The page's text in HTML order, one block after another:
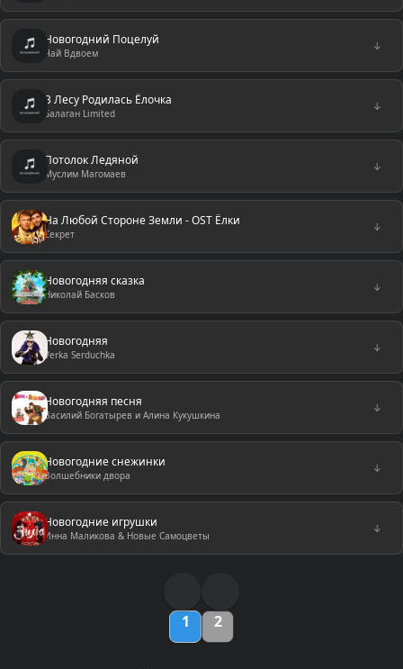
Новогодний Поцелуй
Чай Вдвоем
↓
В Лесу Родилась Ёлочка
Балаган Limited
↓
Потолок Ледяной
Муслим Магомаев
↓
На Любой Стороне Земли - OST Ёлки
Секрет
↓
Новогодняя сказка
Николай Басков
↓
Новогодняя
Verka Serduchka
↓
Новогодняя песня
Василий Богатырев и Алина Кукушкина
↓
Новогодние снежинки
Волшебники двора
↓
Новогодние игрушки
Инна Маликова & Новые Самоцветы
↓
1 2